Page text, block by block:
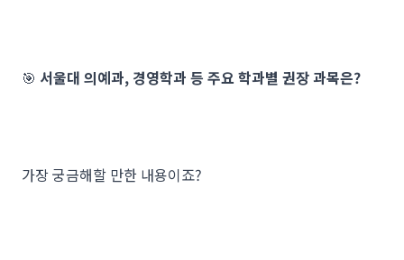
🎯 서울대 의예과, 경영학과 등 주요 학과별 권장 과목은?
가장 궁금해할 만한 내용이죠?